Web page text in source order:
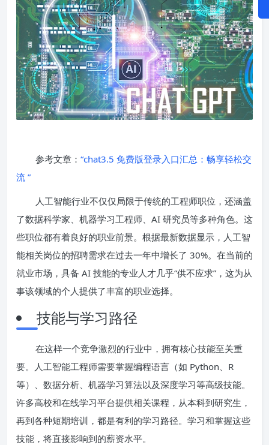
参考文章： “chat3.5 免费版登录入口汇总：畅享轻松交
流 ”
人工智能行业不仅仅局限于传统的工程师职位，还涵盖
了数据科学家、机器学习工程师、AI 研究员等多种角色。这
些职位都有着良好的职业前景。根据最新数据显示，人工智
能相关岗位的招聘需求在过去一年中增长了 30%。在当前的
就业市场，具备 AI 技能的专业人才几乎“供不应求”，这为从
事该领域的个人提供了丰富的职业选择。
技能与学习路径
在这样一个竞争激烈的行业中，拥有核心技能至关重
要。人工智能工程师需要掌握编程语言（如 Python、R
等）、数据分析、机器学习算法以及深度学习等高级技能。
许多高校和在线学习平台提供相关课程，从本科到研究生，
再到各种短期培训，都是有利的学习路径。学习和掌握这些
技能，将直接影响到的薪资水平。